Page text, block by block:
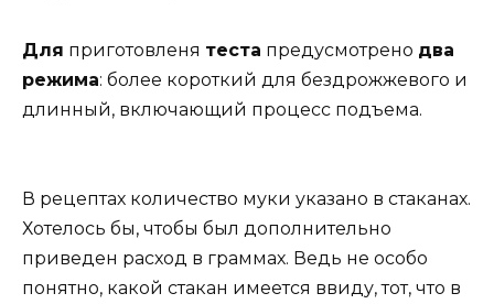
Для приготовленя теста предусмотрено два
режима: более короткий для бездрожжевого и
длинный, включающий процесс подъема.
В рецептах количество муки указано в стаканах.
Хотелось бы, чтобы был дополнительно
приведен расход в граммах. Ведь не особо
понятно, какой стакан имеется ввиду, тот, что в